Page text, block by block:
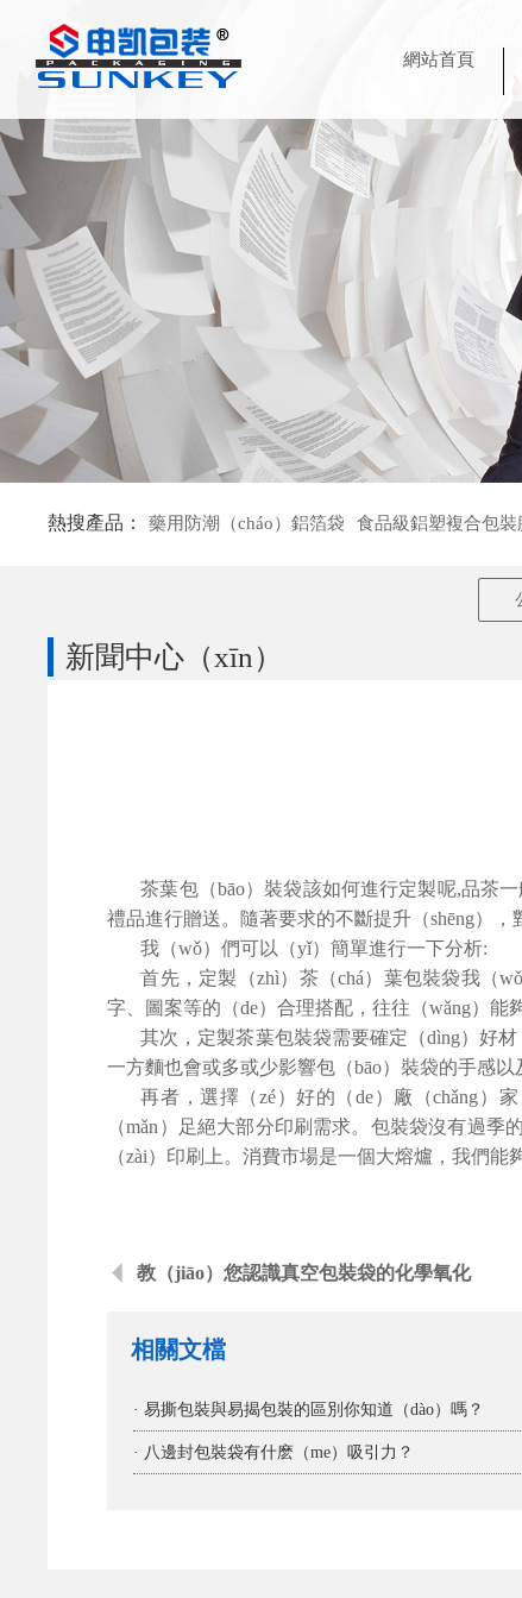
網站首頁
熱搜產品： 藥用防潮（cháo）鋁箔袋 食品級鋁塑複合包裝
新聞中心（xīn）
茶葉包（bāo）裝袋該如何進行定製呢,品茶
禮品進行贈送。隨著要求的不斷提升（shēng）
我（wǒ）們可以（yǐ）簡單進行一下分析:
首先，定製（zhì）茶（chá）葉包裝袋我（
字、圖案等的（de）合理搭配，往往（wǎng）能
其次，定製茶葉包裝袋需要確定（dìng）好
一方麵也會或多或少影響包（bāo）裝袋的手感
再者，選擇（zé）好的（de）廠（chǎng）
（mǎn）足絕大部分印刷需求。包裝袋沒有過
（zài）印刷上。消費市場是一個大熔爐，我們能
教（jiāo）您認識真空包裝袋的化學氧化
相關文檔
· 易撕包裝與易揭包裝的區別你知道（dào）嗎？
· 八邊封包裝袋有什麽（me）吸引力？